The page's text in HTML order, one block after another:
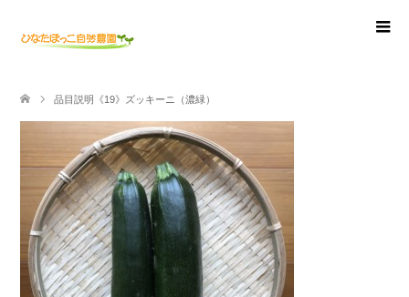
品目説明《19》ズッキーニ（濃緑）